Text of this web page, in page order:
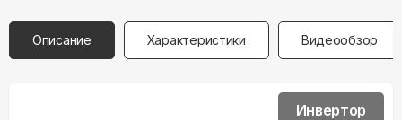
Описание Характеристики Видеообзор
Инвертор